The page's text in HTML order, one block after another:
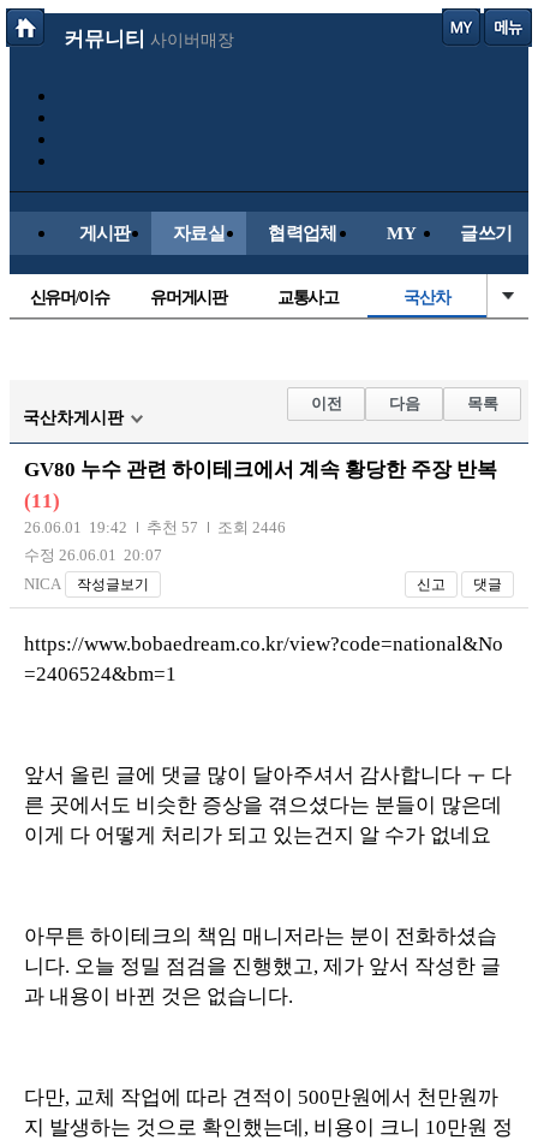
커뮤니티 사이버매장
게시판 자료실 협력업체 MY 글쓰기
신유머/이슈 유머게시판 교통사고 국산차
자유사진 군사/무기
트럭/버스
장착시공사진
국산차게시판
이전 다음 목록
GV80 누수 관련 하이테크에서 계속 황당한 주장 반복
(11)
26.06.01 19:42 추천 57
조회 2446
수정 26.06.01 20:07
NICA
작성글보기 신고 댓글
https://www.bobaedream.co.kr/view?code=national&No
=2406524&bm=1
앞서 올린 글에 댓글 많이 달아주셔서 감사합니다 ㅜ 다
른 곳에서도 비슷한 증상을 겪으셨다는 분들이 많은데
이게 다 어떻게 처리가 되고 있는건지 알 수가 없네요
아무튼 하이테크의 책임 매니저라는 분이 전화하셨습
니다. 오늘 정밀 점검을 진행했고, 제가 앞서 작성한 글
과 내용이 바뀐 것은 없습니다.
다만, 교체 작업에 따라 견적이 500만원에서 천만원까
지 발생하는 것으로 확인했는데, 비용이 크니 10만원 정